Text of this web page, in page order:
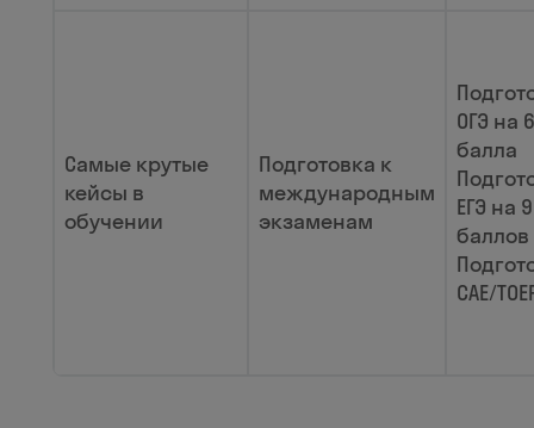
Самые крутые
кейсы в
обучении
Подготовка к
международным
экзаменам
ОГЭ на
балла
ЕГЭ на
баллов
CAE/